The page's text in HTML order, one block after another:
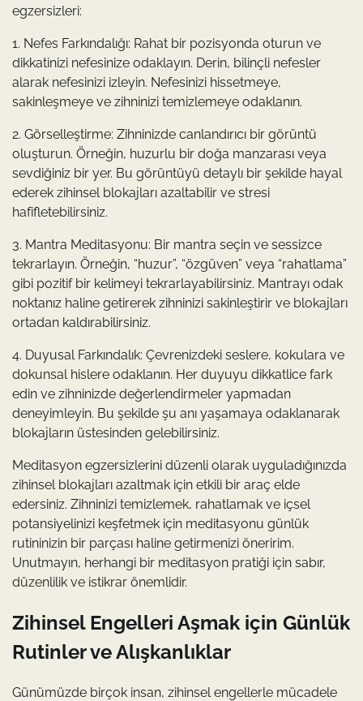
egzersizleri:
1. Nefes Farkındalığı: Rahat bir pozisyonda oturun ve
dikkatinizi nefesinize odaklayın. Derin, bilinçli nefesler
alarak nefesinizi izleyin. Nefesinizi hissetmeye,
sakinleşmeye ve zihninizi temizlemeye odaklanın.
2. Görselleştirme: Zihninizde canlandırıcı bir görüntü
oluşturun. Örneğin, huzurlu bir doğa manzarası veya
sevdiğiniz bir yer. Bu görüntüyü detaylı bir şekilde hayal
ederek zihinsel blokajları azaltabilir ve stresi
hafifletebilirsiniz.
3. Mantra Meditasyonu: Bir mantra seçin ve sessizce
tekrarlayın. Örneğin, “huzur”, “özgüven” veya “rahatlama”
gibi pozitif bir kelimeyi tekrarlayabilirsiniz. Mantrayı odak
noktanız haline getirerek zihninizi sakinleştirir ve blokajları
ortadan kaldırabilirsiniz.
4. Duyusal Farkındalık: Çevrenizdeki seslere, kokulara ve
dokunsal hislere odaklanın. Her duyuyu dikkatlice fark
edin ve zihninizde değerlendirmeler yapmadan
deneyimleyin. Bu şekilde şu anı yaşamaya odaklanarak
blokajların üstesinden gelebilirsiniz.
Meditasyon egzersizlerini düzenli olarak uyguladığınızda
zihinsel blokajları azaltmak için etkili bir araç elde
edersiniz. Zihninizi temizlemek, rahatlamak ve içsel
potansiyelinizi keşfetmek için meditasyonu günlük
rutininizin bir parçası haline getirmenizi öneririm.
Unutmayın, herhangi bir meditasyon pratiği için sabır,
düzenlilik ve istikrar önemlidir.
Zihinsel Engelleri Aşmak için Günlük
Rutinler ve Alışkanlıklar
Günümüzde birçok insan, zihinsel engellerle mücadele